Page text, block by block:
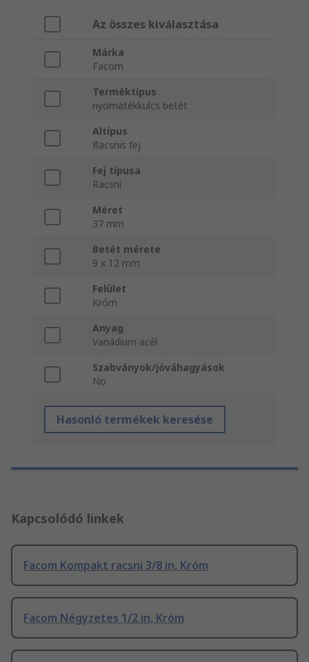
Az összes kiválasztása
Márka
Facom
Terméktípus
nyomatékkulcs betét
Altípus
Racsnis fej
Fej típusa
Racsni
Méret
37 mm
Betét mérete
9 x 12 mm
Felület
Króm
Anyag
Vanádium acél
Szabványok/jóváhagyások
No
Hasonló termékek keresése
Kapcsolódó linkek
Facom Kompakt racsni 3/8 in, Króm
Facom Négyzetes 1/2 in, Króm